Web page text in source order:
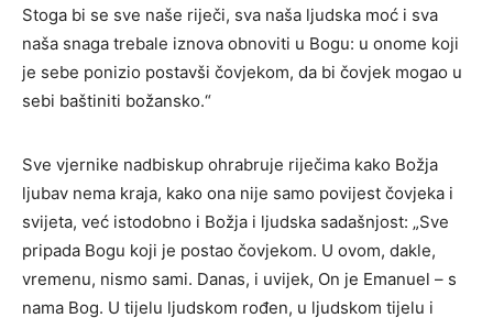
Stoga bi se sve naše riječi, sva naša ljudska moć i sva
naša snaga trebale iznova obnoviti u Bogu: u onome koji
je sebe ponizio postavši čovjekom, da bi čovjek mogao u
sebi baštiniti božansko.“
Sve vjernike nadbiskup ohrabruje riječima kako Božja
ljubav nema kraja, kako ona nije samo povijest čovjeka i
svijeta, već istodobno i Božja i ljudska sadašnjost: „Sve
pripada Bogu koji je postao čovjekom. U ovom, dakle,
vremenu, nismo sami. Danas, i uvijek, On je Emanuel – s
nama Bog. U tijelu ljudskom rođen, u ljudskom tijelu i